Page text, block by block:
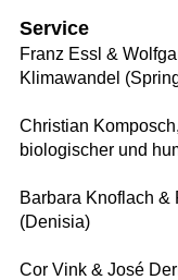
Service
Franz Essl &
Klimawandel
Christian
biologischer und
Barbara Knoflach &
(Denisia)
Cor Vink & José